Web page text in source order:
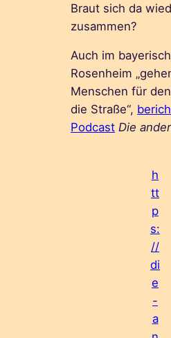
Braut sich da
zusammen?
Auch im
Rosenheim
Menschen für
die Straße“,
Podcast Die
h
tt
p
s:
//
di
e
-
a